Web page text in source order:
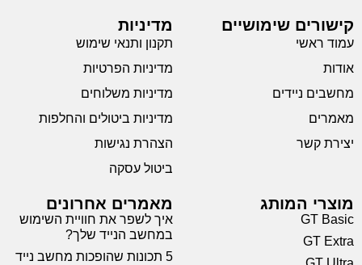
קישורים שימושיים
עמוד ראשי
אודות
מחשבים ניידים
מאמרים
יצירת קשר
מדיניות
תקנון ותנאי שימוש
מדיניות הפרטיות
מדיניות משלוחים
מדיניות ביטולים והחלפות
הצהרת נגישות
ביטול עסקה
מוצרי המותג
GT Basic
GT Extra
מאמרים אחרונים
איך לשפר את חוויית השימוש
במחשב הנייד שלך?
5 תכונות שהופכות מחשב נייד